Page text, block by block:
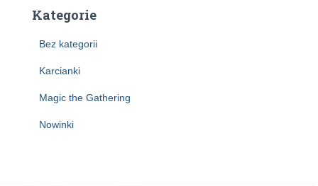
Kategorie
Bez kategorii
Karcianki
Magic the Gathering
Nowinki